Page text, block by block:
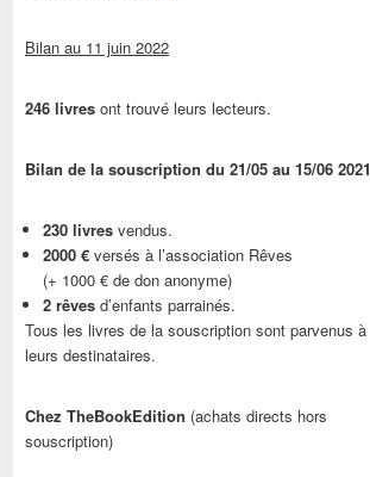
Bilan au 11 juin 2022
246 livres ont trouvé leurs lecteurs.
Bilan de la souscription du 21/05 au 15/06 2021
230 livres vendus.
2000 € versés à l’association Rêves
(+ 1000 € de don anonyme)
2 rêves d’enfants parrainés.
Tous les livres de la souscription sont parvenus à
leurs destinataires.
Chez TheBookEdition (achats directs hors
souscription)